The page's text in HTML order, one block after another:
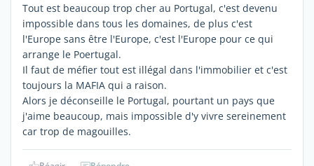
Tout est beaucoup trop cher au Portugal, c'est devenu
impossible dans tous les domaines, de plus c'est
l'Europe sans être l'Europe, c'est l'Europe pour ce qui
arrange le Poertugal.
Il faut de méfier tout est illégal dans l'immobilier et c'est
toujours la MAFIA qui a raison.
Alors je déconseille le Portugal, pourtant un pays que
j'aime beaucoup, mais impossible d'y vivre sereinement
car trop de magouilles.